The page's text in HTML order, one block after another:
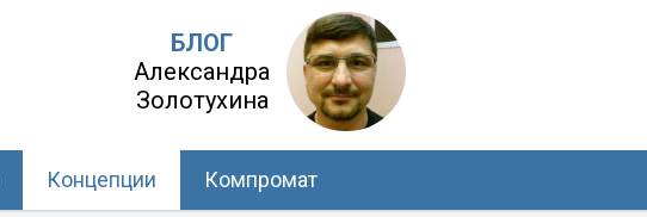
БЛОГ
Александра
Золотухина
Концепции Компромат